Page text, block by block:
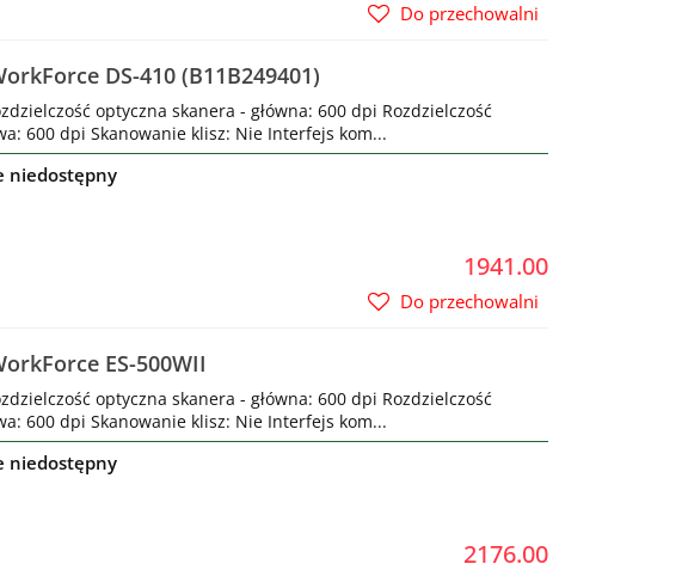
Do przechowalni
DS-410 (B11B249401)
optyczna skanera - główna: 600 dpi Rozdzielczość
600 dpi Skanowanie klisz: Nie Interfejs kom...
niedostępny
1941.00
Do przechowalni
ES-500WII
optyczna skanera - główna: 600 dpi Rozdzielczość
600 dpi Skanowanie klisz: Nie Interfejs kom...
niedostępny
2176.00